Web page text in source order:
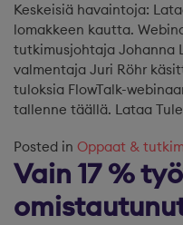
Keskeisiä havaintoja:
lomakkeen kautta.
tutkimusjohtaja Johanna
valmentaja Juri Röhr
tuloksia FlowTalk-
tallenne täällä. Lataa
Posted in Oppaat &
Vain 17 %